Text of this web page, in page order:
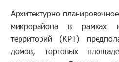
Архитектурно-
микрорайона в рамках
территорий (КРТ)
домов, торговых